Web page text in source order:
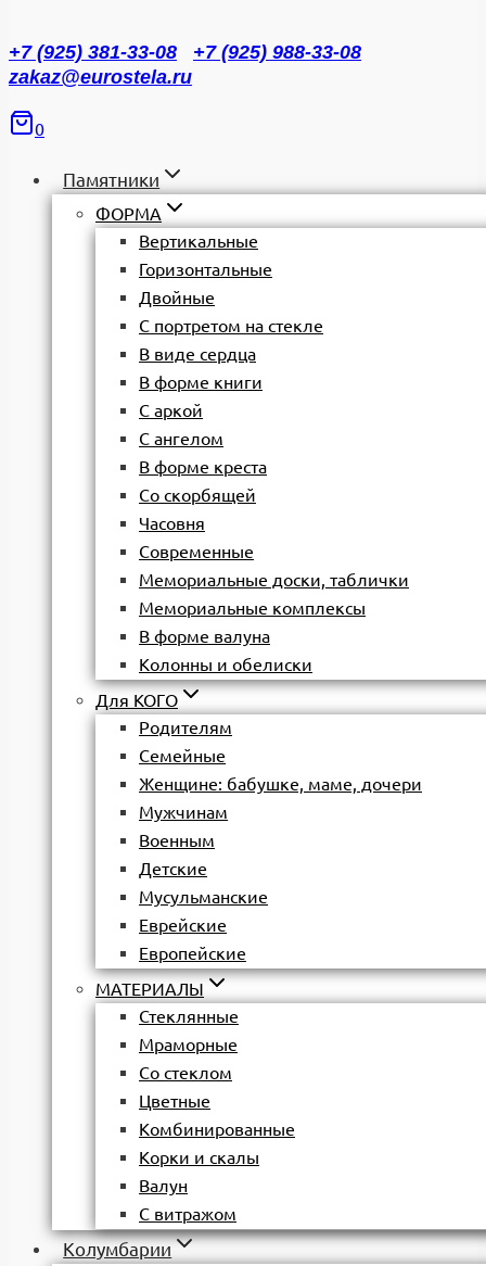
+7 (925) 381-33-08
+7 (925) 988-33-08
zakaz@eurostela.ru
0
Памятники
ФОРМА
Вертикальные
Горизонтальные
Двойные
С портретом на стекле
В виде сердца
В форме книги
С аркой
С ангелом
В форме креста
Со скорбящей
Часовня
Современные
Мемориальные доски, таблички
Мемориальные комплексы
В форме валуна
Колонны и обелиски
Для КОГО
Родителям
Семейные
Женщине: бабушке, маме, дочери
Мужчинам
Военным
Детские
Мусульманские
Еврейские
Европейские
МАТЕРИАЛЫ
Стеклянные
Мраморные
Со стеклом
Цветные
Комбинированные
Корки и скалы
Валун
С витражом
Колумбарии